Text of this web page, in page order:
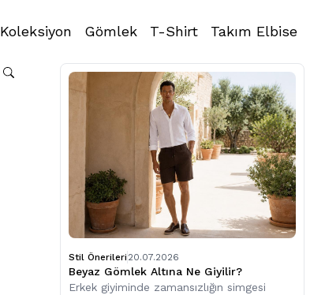
Koleksiyon Gömlek T-Shirt Takım Elbise
Stil Önerileri 20.07.2026
Beyaz Gömlek Altına Ne Giyilir?
Erkek giyiminde zamansızlığın simgesi